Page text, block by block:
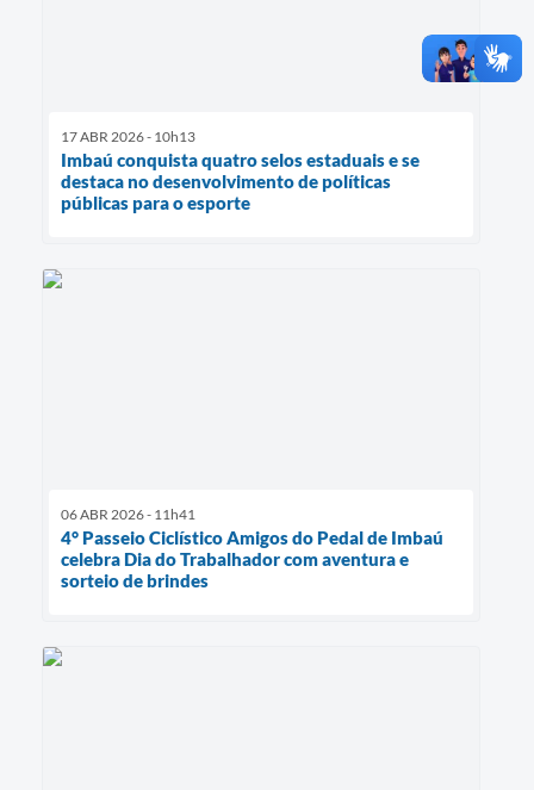
17 ABR 2026 - 10h13
Imbaú conquista quatro selos estaduais e se
destaca no desenvolvimento de políticas
públicas para o esporte
06 ABR 2026 - 11h41
4° Passeio Ciclístico Amigos do Pedal de Imbaú
celebra Dia do Trabalhador com aventura e
sorteio de brindes